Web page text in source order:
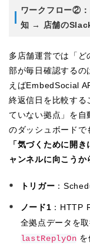
ワークフロー②
知 → 店舗の
多店舗運営では「ど
部が毎日確認するの
えばEmbedSocial
終返信日を比較する
ていない拠点」を
のダッシュボードで
「気づくために開
ャンネルに向こうか
トリガー ：
ノード1 ：HTTP
全拠点データを
lastReplyOn を